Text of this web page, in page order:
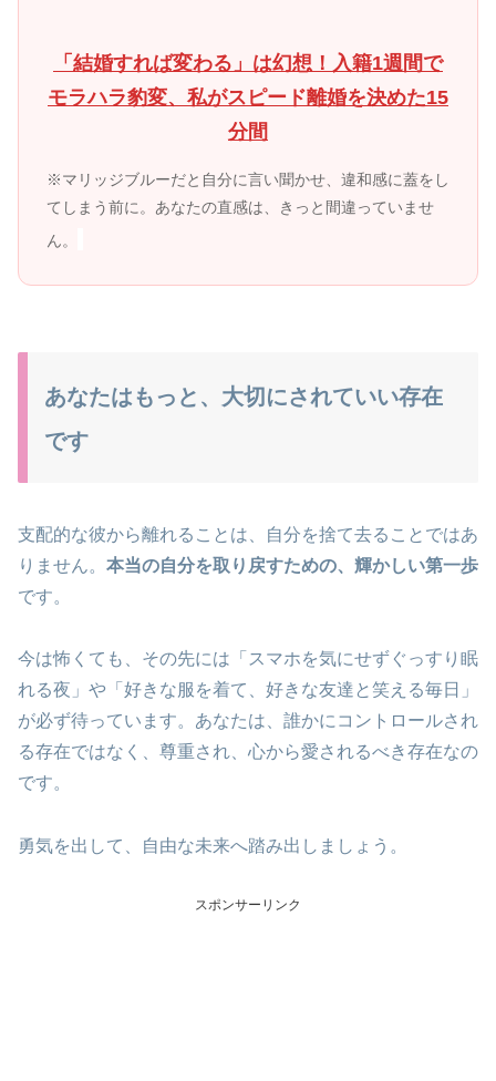
「結婚すれば変わる」は幻想！入籍1週間で
モラハラ豹変、私がスピード離婚を決めた15
分間
※マリッジブルーだと自分に言い聞かせ、違和感に蓋をし
てしまう前に。あなたの直感は、きっと間違っていませ
ん。
あなたはもっと、大切にされていい存在
です
支配的な彼から離れることは、自分を捨て去ることではあ
りません。 本当の自分を取り戻すための、輝かしい第一歩
です。
今は怖くても、その先には「スマホを気にせずぐっすり眠
れる夜」や「好きな服を着て、好きな友達と笑える毎日」
が必ず待っています。あなたは、誰かにコントロールされ
る存在ではなく、尊重され、心から愛されるべき存在なの
です。
勇気を出して、自由な未来へ踏み出しましょう。
スポンサーリンク